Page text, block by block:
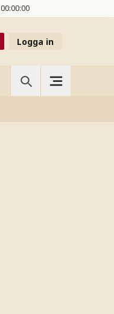
00:00:00
Logga in